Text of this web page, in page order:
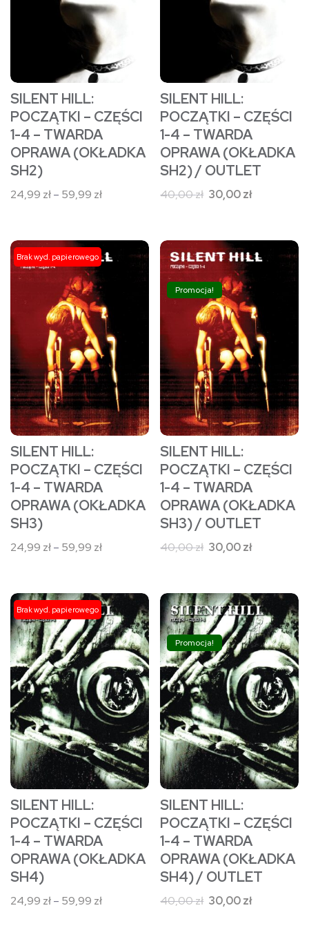
stronie
produktu
SILENT HILL:
POCZĄTKI – CZĘŚCI
1-4 – TWARDA
OPRAWA (OKŁADKA
SH2)
24,99 zł– 59,99 złZakres
24,99 zł
do
stronie
produktu
SILENT HILL:
POCZĄTKI – CZĘŚCI
1-4 – TWARDA
OPRAWA (OKŁADKA
SH2) / OUTLET
40,00zł Pierwotna
40,00 zł.
30,00zł
30,00 zł.
Ten
produkt
wariantów.
Opcje
można
wybrać
na
stronie
produktu
SILENT HILL:
POCZĄTKI – CZĘŚCI
1-4 – TWARDA
OPRAWA (OKŁADKA
SH3)
24,99 zł– 59,99 złZakres
24,99 zł
do
59,99 zł
Brak wyd. papierowego
Promocja!
Ten
produkt
ma
wariantów.
Opcje
można
wybrać
na
stronie
produktu
SILENT HILL:
POCZĄTKI – CZĘŚCI
1-4 – TWARDA
OPRAWA (OKŁADKA
SH3) / OUTLET
40,00zł Pierwotna
40,00 zł.
30,00zł
30,00 zł.
Ten
produkt
ma
wiele
wariantów.
Opcje
można
wybrać
na
stronie
produktu
SILENT HILL:
POCZĄTKI – CZĘŚCI
1-4 – TWARDA
OPRAWA (OKŁADKA
SH4)
24,99 zł– 59,99 złZakres
Brak wyd. papierowego
Promocja!
Ten
produkt
ma
wiele
wariantów.
Opcje
można
wybrać
na
stronie
produktu
SILENT HILL:
POCZĄTKI – CZĘŚCI
1-4 – TWARDA
OPRAWA (OKŁADKA
SH4) / OUTLET
40,00zł Pierwotna
30,00zł